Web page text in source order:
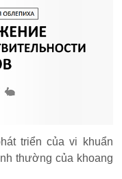
triển của vi khuẩn
thường của khoang